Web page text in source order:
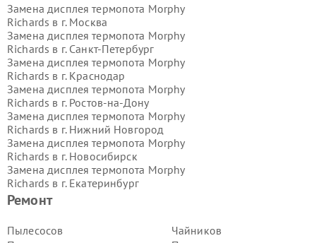
Ремонт
Пылесосов
Чайников
Замена дисплея термопота Morphy
Richards в г. Москва
Замена дисплея термопота Morphy
Richards в г. Санкт-Петербург
Замена дисплея термопота Morphy
Richards в г. Краснодар
Замена дисплея термопота Morphy
Richards в г. Ростов-на-Дону
Замена дисплея термопота Morphy
Richards в г. Нижний Новгород
Замена дисплея термопота Morphy
Richards в г. Новосибирск
Замена дисплея термопота Morphy
Richards в г. Екатеринбург
Замена дисплея термопота Morphy
Richards в г.
Richards в г.